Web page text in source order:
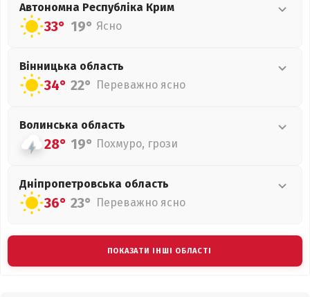
Автономна Республіка Крим
33° 19° Ясно
Вінницька область
34° 22° Переважно ясно
Волинська область
28° 19° Похмуро, грози
Дніпропетровська область
36° 23° Переважно ясно
ПОКАЗАТИ ІНШІ ОБЛАСТІ